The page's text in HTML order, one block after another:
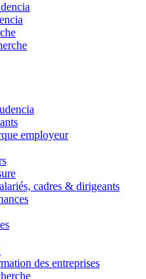
employeur
cadres & dirigeants
des entreprises